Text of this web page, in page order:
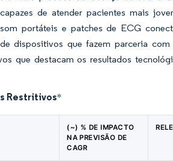
de atender pacientes mais
portáteis e patches de ECG
dispositivos que fazem parceria
que destacam os resultados
Restritivos*
(~) % DE IMPACTO
NA PREVISÃO DE
CAGR